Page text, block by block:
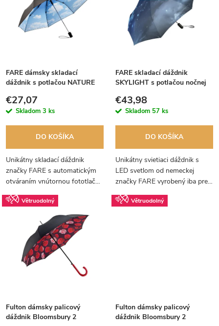
e
p
r
d
u
k
Abecedne
p
r
o
d
u
k
FARE dámsky skladací
dáždnik s potlačou NATURE
€27,07
Skladom 3 ks
DO KOŠÍKA
Unikátny skladací dáždnik
značky FARE s automatickým
otváraním vnútornou fototlačou
FARE skladací dáždnik
SKYLIGHT s potlačou nočnej
€43,98
Skladom 57 ks
DO KOŠÍKA
Unikátny svietiaci dáždnik s
LED svetlom od nemeckej
značky FARE vyrobený iba pre
svetielka sa rozsvietia drobné
Větruodolný
Fulton dámsky palicový
dáždnik Bloomsbury 2
Větruodolný
Fulton dámsky palicový
dáždnik Bloomsbury 2